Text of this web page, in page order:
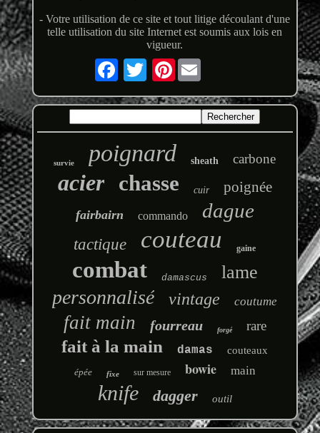
- Votre utilisation de ce site et tout litige découlant d'une
telle utilisation du site Internet est soumis aux lois en
vigueur.
Pinterest
survie poignard sheath carbone
acier chasse cuir poignée
fairbairn commando dague
tactique couteau gaine
combat damascus lame
personnalisé vintage coutume
fait main fourreau forgé rare
fait à la main damas couteaux
épée fixe sur mesure bowie main
knife dagger outil